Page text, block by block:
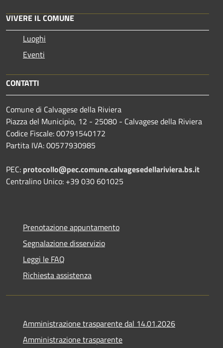
VIVERE IL COMUNE
Luoghi
Eventi
CONTATTI
Comune di Calvagese della Riviera
Piazza del Municipio, 12 - 25080 - Calvagese della Riviera
Codice Fiscale: 00791540172
Partita IVA: 00577930985
PEC: protocollo@pec.comune.calvagesedellariviera.bs.it
Centralino Unico: +39 030 601025
Prenotazione appuntamento
Segnalazione disservizio
Leggi le FAQ
Richiesta assistenza
Amministrazione trasparente dal 14.01.2026
Amministrazione trasparente